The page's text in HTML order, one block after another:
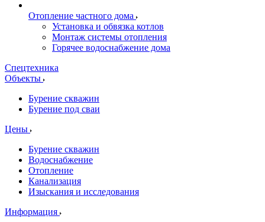
Отопление частного дома
Установка и обвязка котлов
Монтаж системы отопления
Горячее водоснабжение дома
Спецтехника
Объекты
Бурение скважин
Бурение под сваи
Цены
Бурение скважин
Водоснабжение
Отопление
Канализация
Изыскания и исследования
Информация